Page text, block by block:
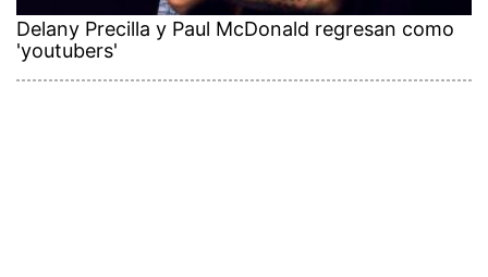
Delany Precilla y Paul McDonald regresan como
'youtubers'